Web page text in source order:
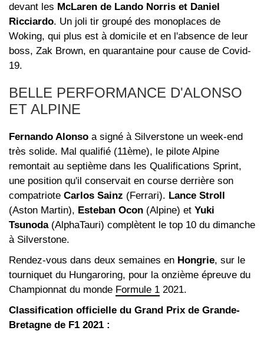
devant les McLaren de Lando Norris et Daniel
Ricciardo. Un joli tir groupé des monoplaces de
Woking, qui plus est à domicile et en l'absence de leur
boss, Zak Brown, en quarantaine pour cause de Covid-
19.
BELLE PERFORMANCE D'ALONSO
ET ALPINE
Fernando Alonso a signé à Silverstone un week-end
très solide. Mal qualifié (11ème), le pilote Alpine
remontait au septième dans les Qualifications Sprint,
une position qu'il conservait en course derrière son
compatriote Carlos Sainz (Ferrari). Lance Stroll
(Aston Martin), Esteban Ocon (Alpine) et Yuki
Tsunoda(AlphaTauri) complètent le top 10 du dimanche
à Silverstone.
Rendez-vous dans deux semaines en Hongrie, sur le
tourniquet du Hungaroring, pour la onzième épreuve du
Championnat du monde Formule 1 2021.
Classification officielle du Grand Prix de Grande-
Bretagne de F1 2021 :